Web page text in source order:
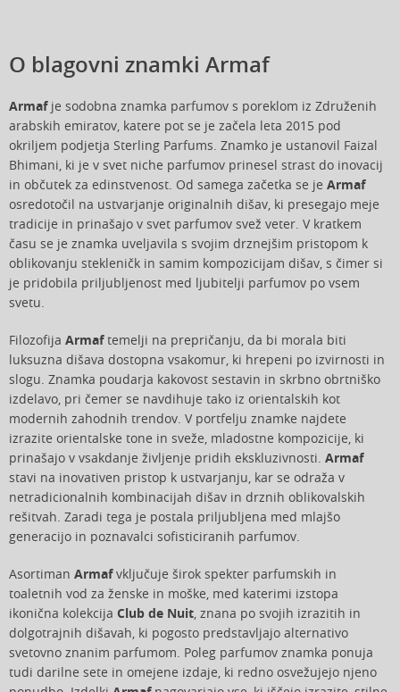
O blagovni znamki Armaf
Armafje sodobna znamka parfumov s poreklom iz Združenih
arabskih emiratov, katere pot se je začela leta 2015 pod
okriljem podjetja Sterling Parfums. Znamko je ustanovil Faizal
Bhimani, ki je v svet niche parfumov prinesel strast do inovacij
in občutek za edinstvenost. Od samega začetka se je Armaf
osredotočil na ustvarjanje originalnih dišav, ki presegajo meje
tradicije in prinašajo v svet parfumov svež veter. V kratkem
času se je znamka uveljavila s svojim drznejšim pristopom k
oblikovanju stekleničk in samim kompozicijam dišav, s čimer si
je pridobila priljubljenost med ljubitelji parfumov po vsem
svetu.
Filozofija Armaftemelji na prepričanju, da bi morala biti
luksuzna dišava dostopna vsakomur, ki hrepeni po izvirnosti in
slogu. Znamka poudarja kakovost sestavin in skrbno obrtniško
izdelavo, pri čemer se navdihuje tako iz orientalskih kot
modernih zahodnih trendov. V portfelju znamke najdete
izrazite orientalske tone in sveže, mladostne kompozicije, ki
prinašajo v vsakdanje življenje pridih ekskluzivnosti. Armaf
stavi na inovativen pristop k ustvarjanju, kar se odraža v
netradicionalnih kombinacijah dišav in drznih oblikovalskih
rešitvah. Zaradi tega je postala priljubljena med mlajšo
generacijo in poznavalci sofisticiranih parfumov.
Asortiman Armafvključuje širok spekter parfumskih in
toaletnih vod za ženske in moške, med katerimi izstopa
ikonična kolekcija Club de Nuit, znana po svojih izrazitih in
dolgotrajnih dišavah, ki pogosto predstavljajo alternativo
svetovno znanim parfumom. Poleg parfumov znamka ponuja
tudi darilne sete in omejene izdaje, ki redno osvežujejo njeno